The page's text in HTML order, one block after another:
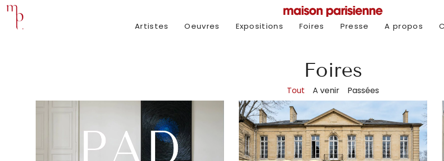
Artistes Oeuvres Expositions Foires Presse A propos
Foires
A venir Passées
Tout